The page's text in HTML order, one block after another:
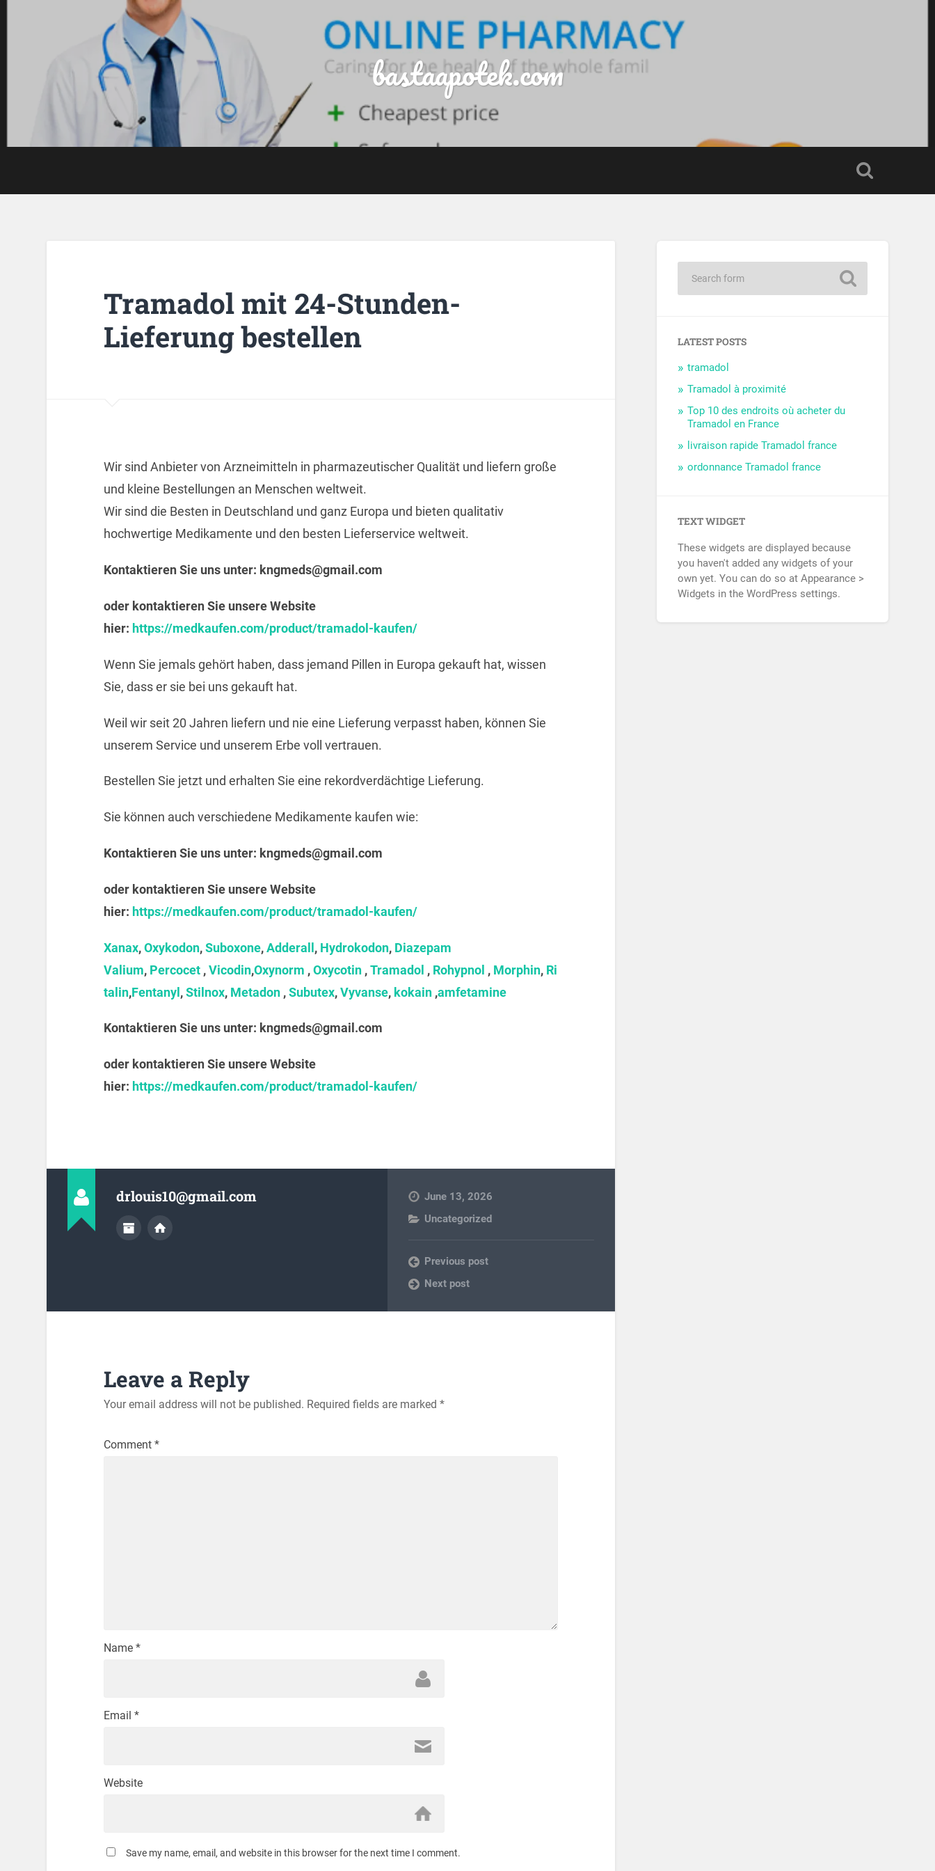
bastaapotek.com
Tramadol mit 24-Stunden-
Lieferung bestellen
Wir sind Anbieter von Arzneimitteln in pharmazeutischer Qualität und liefern große
und kleine Bestellungen an Menschen weltweit.
Wir sind die Besten in Deutschland und ganz Europa und bieten qualitativ
hochwertige Medikamente und den besten Lieferservice weltweit.
Kontaktieren Sie uns unter: kngmeds@gmail.com
oder kontaktieren Sie unsere Website
hier: https://medkaufen.com/product/tramadol-kaufen/
Wenn Sie jemals gehört haben, dass jemand Pillen in Europa gekauft hat, wissen
Sie, dass er sie bei uns gekauft hat.
Weil wir seit 20 Jahren liefern und nie eine Lieferung verpasst haben, können Sie
unserem Service und unserem Erbe voll vertrauen.
Bestellen Sie jetzt und erhalten Sie eine rekordverdächtige Lieferung.
Sie können auch verschiedene Medikamente kaufen wie:
Kontaktieren Sie uns unter: kngmeds@gmail.com
oder kontaktieren Sie unsere Website
hier: https://medkaufen.com/product/tramadol-kaufen/
Xanax,Oxykodon,Suboxone,Adderall, Hydrokodon, Diazepam
Valium, Percocet,Vicodin,Oxynorm ,Oxycotin,Tramadol , Rohypnol , Morphin, Ri
talin,Fentanyl,Stilnox, Metadon,Subutex,Vyvanse, kokain,amfetamine
Kontaktieren Sie uns unter: kngmeds@gmail.com
oder kontaktieren Sie unsere Website
hier: https://medkaufen.com/product/tramadol-kaufen/
drlouis10@gmail.com
June 13, 2026
Uncategorized
Previous post
Next post
Leave a Reply
Your email address will not be published. Required fields are marked *
Comment *
Name *
Email *
Website
Save my name, email, and website in this browser for the next time I comment.
LATEST POSTS
tramadol
Tramadol à proximité
Top 10 des endroits où acheter du
Tramadol en France
livraison rapide Tramadol france
ordonnance Tramadol france
TEXT WIDGET
These widgets are displayed because
you haven't added any widgets of your
own yet. You can do so at Appearance >
Widgets in the WordPress settings.